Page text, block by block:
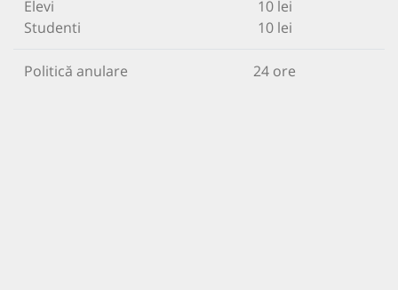
Elevi
Studenti
10 lei
10 lei
Politică anulare 24 ore